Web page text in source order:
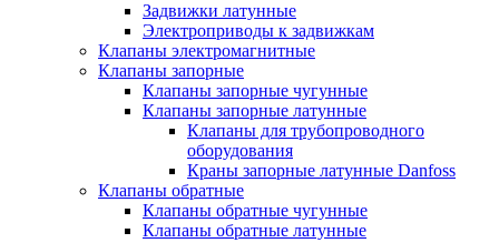
Задвижки латунные
Электроприводы к задвижкам
Клапаны электромагнитные
Клапаны запорные
Клапаны запорные чугунные
Клапаны запорные латунные
Клапаны для трубопроводного
оборудования
Краны запорные латунные Danfoss
Клапаны обратные
Клапаны обратные чугунные
Клапаны обратные латунные